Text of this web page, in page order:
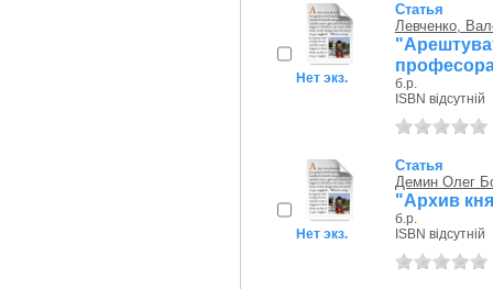
Нет экз.
Статья
Левченко,
професора
б.р.
ISBN відсутній
Нет экз.
Статья
Демин Олег
"Архив
б.р.
ISBN відсутній